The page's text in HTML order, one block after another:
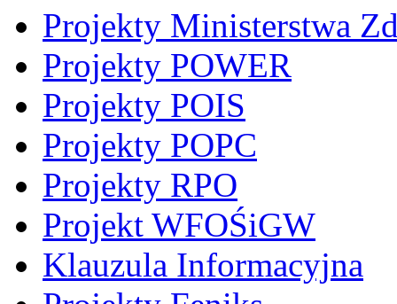
Projekty Ministerstwa
Projekty POWER
Projekty POIS
Projekty POPC
Projekty RPO
Projekt WFOŚiGW
Klauzula Informacyjna